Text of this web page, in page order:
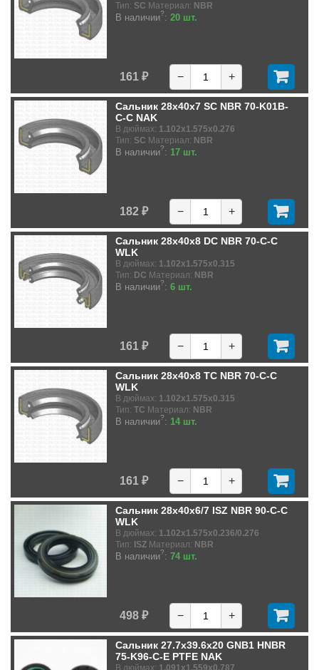
Тип: SC Материал: NBR
В наличии?: 20 шт.
161 ₽ − +
Сальник 28x40x7 SC NBR 70-K01B-
C-C NAK
В дюймах: 1.102x1.575x0.276
Тип: SC Материал: NBR
В наличии?: 17 шт.
182 ₽ − +
Сальник 28x40x8 DC NBR 70-C-C
WLK
В дюймах: 1.102x1.575x0.315
Тип: DC Материал: NBR
В наличии?: 6 шт.
161 ₽ − +
Сальник 28x40x8 TC NBR 70-C-C
WLK
В дюймах: 1.102x1.575x0.315
Тип: TC Материал: NBR
В наличии?: 14 шт.
161 ₽ − +
Сальник 28x40x6/7 ISZ NBR 90-C-C
WLK
В дюймах: 1.102x1.575x0.236/0.276
Тип: ISZ Материал: NBR
В наличии?: 74 шт.
498 ₽ − +
Сальник 27.7x39.6x20 GNB1 HNBR
75-K96-C-E PTFE NAK
В дюймах: 1.091x1.559x0.787